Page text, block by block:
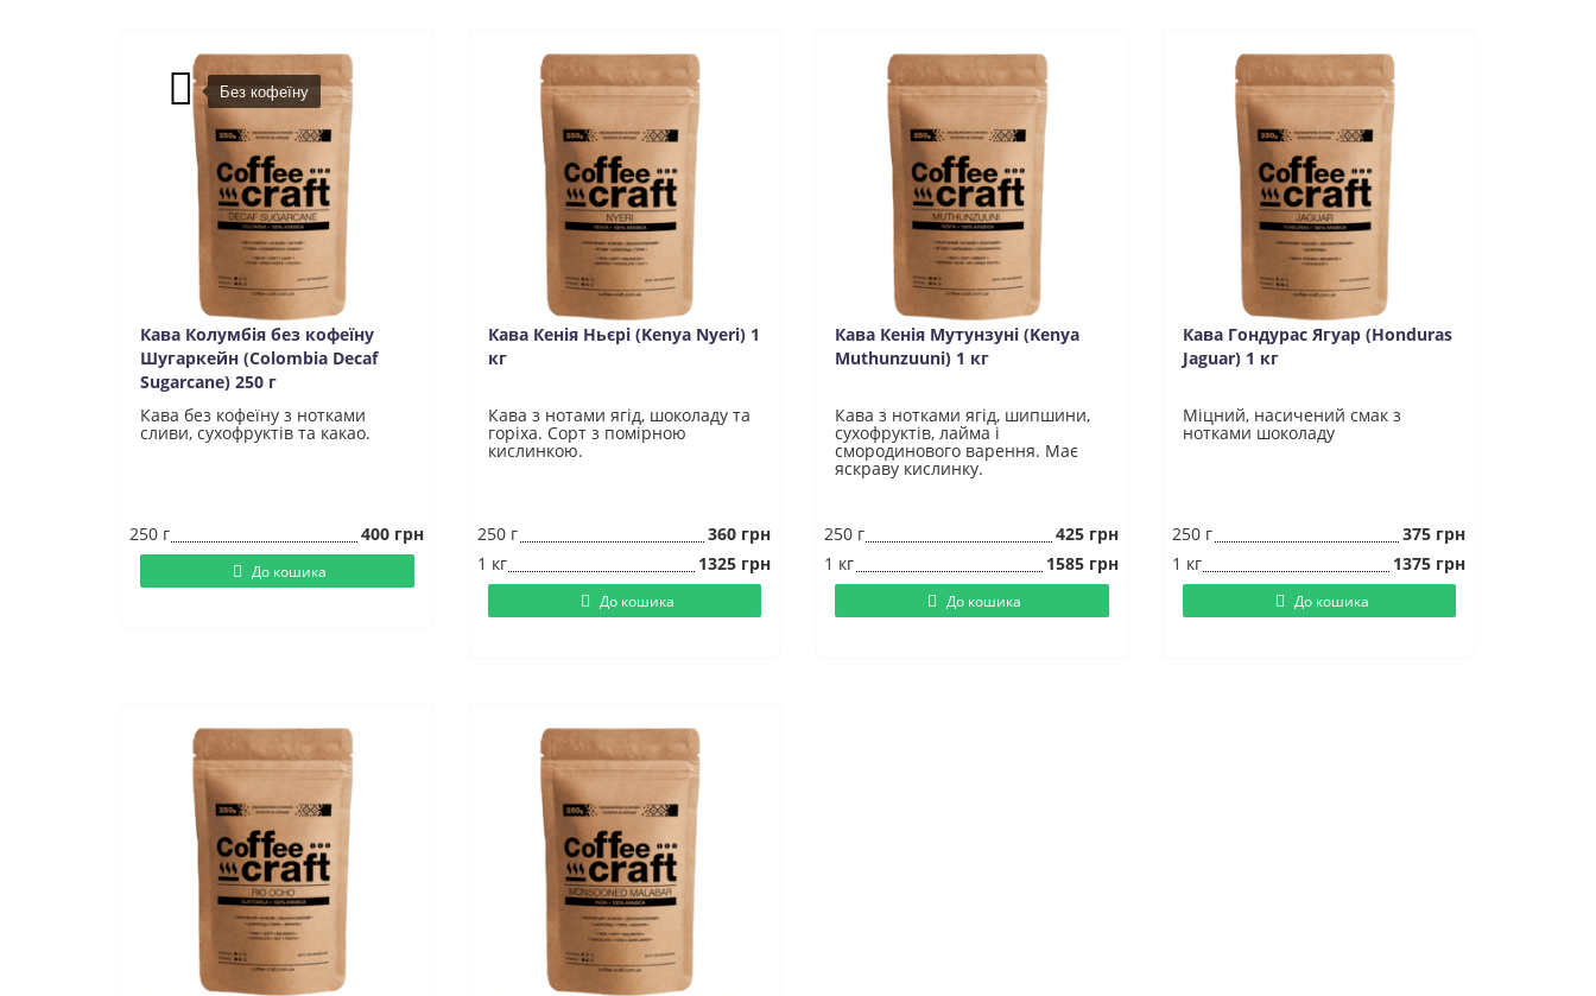
Без кофеїну
Кава Колумбія без кофеїну
Шугаркейн (Colombia Decaf
Sugarcane) 250 г
Кава без кофеїну з нотками
сливи, сухофруктів та какао.
250 г 400 грн
До кошика
Кава Кенія Ньєрі (Kenya Nyeri) 1
кг
Кава з нотами ягід, шоколаду та
горіха. Сорт з помірною
кислинкою.
250 г
360 грн
1 кг
1325 грн
До кошика
Кава Кенія Мутунзуні (Kenya
Muthunzuuni) 1 кг
Кава з нотками ягід, шипшини,
сухофруктів, лайма і
смородинового варення. Має
яскраву кислинку.
250 г
425 грн
1 кг
1585 грн
До кошика
Кава Гондурас Ягуар (Honduras
Jaguar) 1 кг
Міцний, насичений смак з
нотками шоколаду
250 г
375 грн
1 кг
1375 грн
До кошика